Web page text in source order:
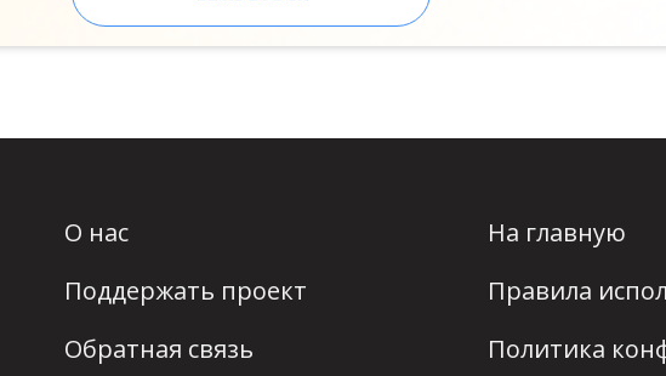
О нас
Поддержать проект
Обратная связь
На главную
Правила
Политика